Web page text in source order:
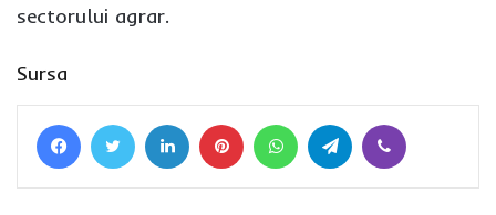
sectorului agrar.
Sursa
FacebookTwitter LinkedIn Pinterest WhatsAppTelegram